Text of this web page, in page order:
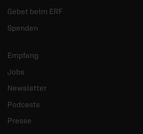
Gebet beim ERF
Spenden
Empfang
Jobs
Newsletter
Podcasts
Presse